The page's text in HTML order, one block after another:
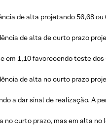
de alta projetando 56,68
de alta de curto prazo
em 1,10 favorecendo teste
de alta no curto prazo
a dar sinal de realização. A
no curto prazo, mas em alta